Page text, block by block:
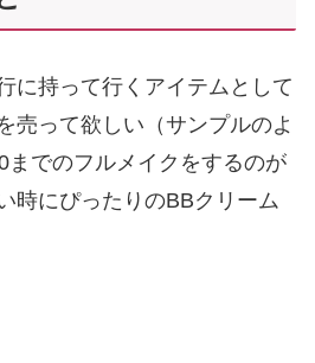
に持って行くアイテムとして
売って欲しい（サンプルのよ
までのフルメイクをするのが
時にぴったりのBBクリーム